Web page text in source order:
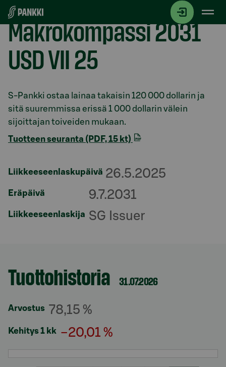
Siirry suoraan sisältöön
Makrokompassi 2031
USD VII 25
Osio otsikolla
S-Pankki ostaa lainaa takaisin 120 000 dollarin ja
sitä suuremmissa erissä 1 000 dollarin välein
sijoittajan toiveiden mukaan.
Tuotteen seuranta (PDF, 15 kt)
Liikkeeseenlaskupäivä 26.5.2025
Eräpäivä 9.7.2031
Liikkeeseenlaskija SG Issuer
Osio otsikolla
Tuottohistoria 31.07.2026
Arvostus 78,15 %
Kehitys 1 kk −20,01 %